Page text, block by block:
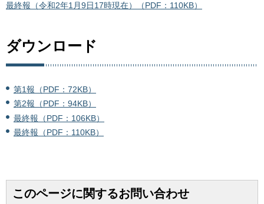
最終報（令和2年1月9日17時現在）（PDF：110KB）
ダウンロード
第1報（PDF：72KB）
第2報（PDF：94KB）
最終報（PDF：106KB）
最終報（PDF：110KB）
このページに関するお問い合わせ